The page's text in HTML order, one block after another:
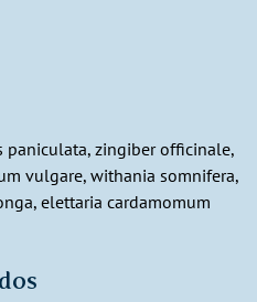
paniculata, zingiber officinale,
vulgare, withania somnifera,
elettaria cardamomum